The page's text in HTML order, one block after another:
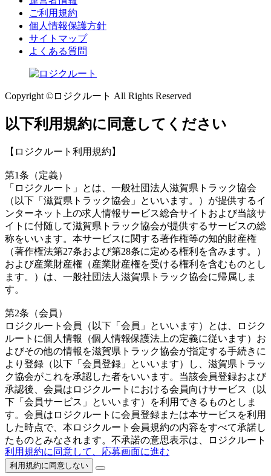
ご利用規約
個人情報保護方針
サイトマップ
よくある質問
Copyright ©ロジクルート All Rights Reserved
以下利用規約に同意してください
【ロジクルート利用規約】
第1条（定義）
「ロジクルート」とは、一般社団法人滋賀県トラック協会
（以下「滋賀県トラック協会」といいます。）が提供するイ
ンターネット上の求人情報サービス総合サイトおよび当該サ
イトに付随して滋賀県トラック協会が提供するサービスの総
称をいいます。本サービスに関する著作権等の知的財産権
（著作権法第27条および第28条に定める権利を含みます。）
および産業財産権（産業財産権を受ける権利を含むものとし
ます。）は、一般社団法人滋賀県トラック協会に帰属しま
す。
第2条（会員）
ロジクルート会員（以下「会員」といいます）とは、ロジク
ルートに個人情報（個人情報保護法上の定義に従います）お
よびその他の情報を滋賀県トラック協会が指定する手続きに
より登録（以下「会員登録」といいます）し、滋賀県トラッ
ク協会がこれを承認した者をいいます。当該会員登録および
承認後、会員はロジクルートにおける会員向けサービス（以
下「会員サービス」といいます）を利用できるものとしま
す。会員はロジクルートに会員登録または本サービスを利用
した時点で、本ロジクルート会員規約の内容をすべて承諾し
たものとみなされます。不承諾の意思表示は、ロジクルート
への会員登録しないことをもってのみ認められるものとしま
す。
利用規約に同意して、応募画面に進む
利用規約に同意しない